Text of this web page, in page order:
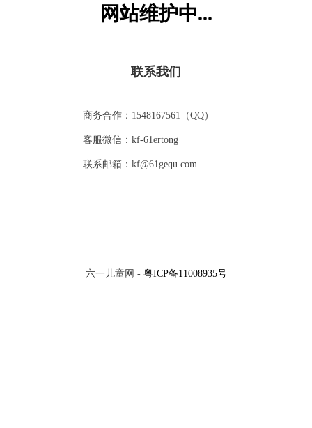
网站维护中...
联系我们
商务合作：1548167561（QQ）
客服微信：kf-61ertong
联系邮箱：kf@61gequ.com
六一儿童网 - 粤ICP备11008935号